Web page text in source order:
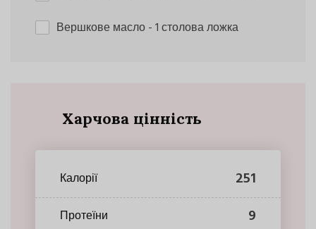
Вершкове масло- 1 столова ложка
Харчова цінність
Калорії 251
Протеїни 9